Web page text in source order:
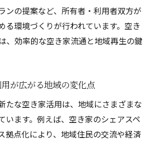
ンの提案など、所有者・利用者双方が
る環境づくりが行われています。空き
、効率的な空き家流通と地域再生の鍵
が広がる地域の変化点
たな空き家活用は、地域にさまざまな
います。例えば、空き家のシェアスペ
拠点化により、地域住民の交流や経済